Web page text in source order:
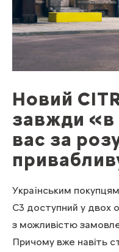
Новий
завжди «в
вас за
Українським
C3 доступний у двох
з можливістю
Причому вже навіть